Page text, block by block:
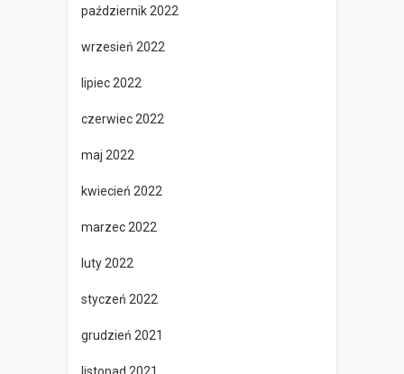
październik 2022
wrzesień 2022
lipiec 2022
czerwiec 2022
maj 2022
kwiecień 2022
marzec 2022
luty 2022
styczeń 2022
grudzień 2021
listopad 2021